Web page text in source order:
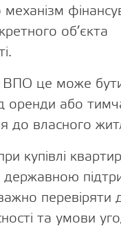
об’єкта
це може
оренди або
до власного
купівлі
державною
перевіряти
та умови